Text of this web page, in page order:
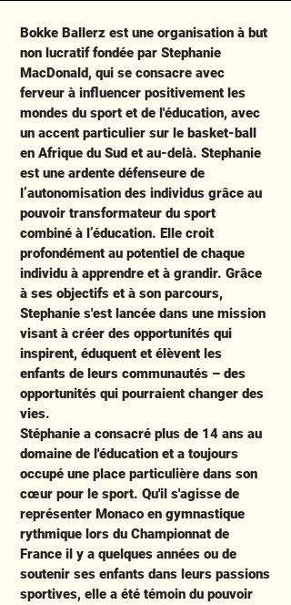
Bokke Ballerz est une organisation à but
non lucratif fondée par Stephanie
MacDonald, qui se consacre avec
ferveur à influencer positivement les
mondes du sport et de l'éducation, avec
un accent particulier sur le basket-ball
en Afrique du Sud et au-delà. Stephanie
est une ardente défenseure de
l’autonomisation des individus grâce au
pouvoir transformateur du sport
combiné à l’éducation. Elle croit
profondément au potentiel de chaque
individu à apprendre et à grandir. Grâce
à ses objectifs et à son parcours,
Stephanie s'est lancée dans une mission
visant à créer des opportunités qui
inspirent, éduquent et élèvent les
enfants de leurs communautés – des
opportunités qui pourraient changer des
vies.
Stéphanie a consacré plus de 14 ans au
domaine de l'éducation et a toujours
occupé une place particulière dans son
cœur pour le sport. Qu'il s'agisse de
représenter Monaco en gymnastique
rythmique lors du Championnat de
France il y a quelques années ou de
soutenir ses enfants dans leurs passions
sportives, elle a été témoin du pouvoir